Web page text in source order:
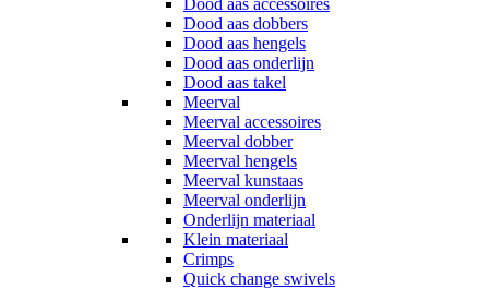
Dood aas accessoires
Dood aas dobbers
Dood aas hengels
Dood aas onderlijn
Dood aas takel
Meerval
Meerval accessoires
Meerval dobber
Meerval hengels
Meerval kunstaas
Meerval onderlijn
Onderlijn materiaal
Klein materiaal
Crimps
Quick change swivels